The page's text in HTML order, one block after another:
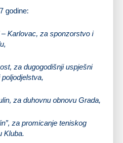
godine:
– Karlovac, za sponzorstvo i
, za dugogodišnji uspješni
, za duhovnu obnovu Grada,
, za promicanje teniskog
Kluba.